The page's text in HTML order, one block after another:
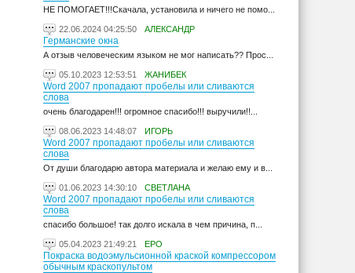
НЕ ПОМОГАЕТ!!!Скачала, установила и ничего не помо...
22.06.2024 04:25:50 АЛЕКСАНДР
Германские окна
А отзыв человеческим языком не мог написать?? Прос...
05.10.2023 12:53:51 ЖАНИБЕК
Word 2007 пропадают пробелы или сливаются
слова
очень благодарен!!! огромное спасибо!!! выручили!!...
08.06.2023 14:48:07 ИГОРЬ
Word 2007 пропадают пробелы или сливаются
слова
От души благодарю автора материала и желаю ему и в...
01.06.2023 14:30:10 СВЕТЛАНА
Word 2007 пропадают пробелы или сливаются
слова
спасибо большое! так долго искала в чем причина, п...
05.04.2023 21:49:21 ЕРО
Покраска водоэмульсионной краской компрессором
обычным краскопультом